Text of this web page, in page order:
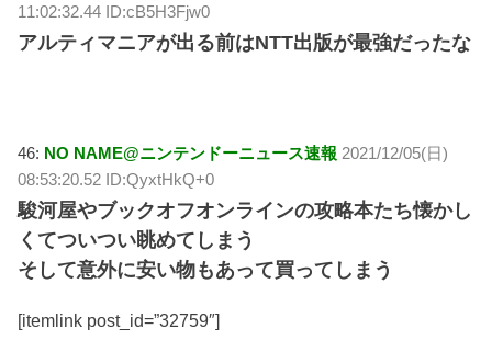
11:02:32.44 ID:cB5H3Fjw0
アルティマニアが出る前はNTT出版が最強だったな
46: NO NAME@ニンテンドーニュース速報 2021/12/05(日)
08:53:20.52 ID:QyxtHkQ+0
駿河屋やブックオフオンラインの攻略本たち懐かし
くてついつい眺めてしまう
そして意外に安い物もあって買ってしまう
[itemlink post_id=”32759″]